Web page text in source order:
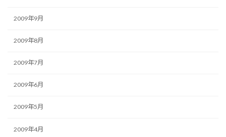
2009年9月
2009年8月
2009年7月
2009年6月
2009年5月
2009年4月